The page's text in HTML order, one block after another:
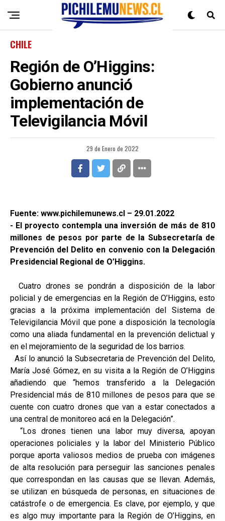
CHILE
Región de O’Higgins:
Gobierno anunció
implementación de
Televigilancia Móvil
29 de Enero de 2022
Fuente: www.pichilemunews.cl – 29.01.2022
- El proyecto contempla una inversión de más de 810
millones de pesos por parte de la Subsecretaría de
Prevención del Delito en convenio con la Delegación
Presidencial Regional de O’Higgins.
Cuatro drones se pondrán a disposición de la labor
policial y de emergencias en la Región de O’Higgins, esto
gracias a la próxima implementación del Sistema de
Televigilancia Móvil que pone a disposición la tecnología
como una aliada fundamental en la prevención delictual y
en el mejoramiento de la seguridad de los barrios.
Así lo anunció la Subsecretaria de Prevención del Delito,
María José Gómez, en su visita a la Región de O’Higgins
añadiendo que “hemos transferido a la Delegación
Presidencial más de 810 millones de pesos para que se
cuente con cuatro drones que van a estar conectados a
una central de monitoreo acá en la Delegación”.
“Los drones tienen una labor muy diversa, apoyan
operaciones policiales y la labor del Ministerio Público
porque aporta valiosos medios de prueba con imágenes
de alta resolución para perseguir las sanciones penales
que correspondan en las causas que se llevan. Además,
se utilizan en búsqueda de personas, en situaciones de
catástrofe o de emergencia. Es clave, por ejemplo, y que
es algo muy importante para la Región de O’Higgins, en